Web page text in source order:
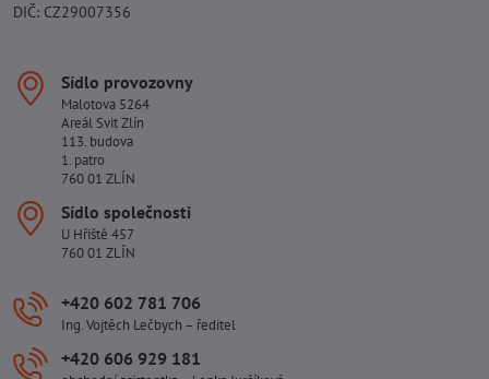
DIČ: CZ29007356
Sídlo provozovny
Malotova 5264
Areál Svit Zlín
113. budova
1. patro
760 01 ZLÍN
Sídlo společnosti
U Hřiště 457
760 01 ZLÍN
+420 602 781 706
Ing. Vojtěch Lečbych – ředitel
+420 606 929 181